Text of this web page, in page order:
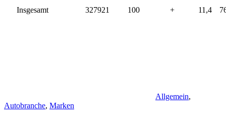
Insgesamt 327921 100 + 11,4
Allgemein,
Autobranche, Marken